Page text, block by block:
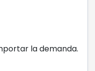
la demanda.